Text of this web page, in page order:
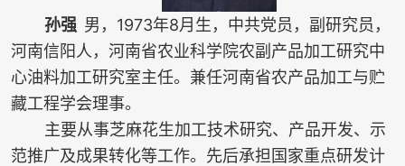
孙强 男，1973年8月生，中共党员，副研究员，
河南信阳人，河南省农业科学院农副产品加工研究中
心油料加工研究室主任。兼任河南省农产品加工与贮
藏工程学会理事。
主要从事芝麻花生加工技术研究、产品开发、示
范推广及成果转化等工作。先后承担国家重点研发计